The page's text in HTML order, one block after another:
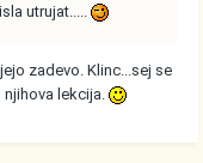
utrujat.....
zadevo. Klinc...sej se
njihova lekcija.